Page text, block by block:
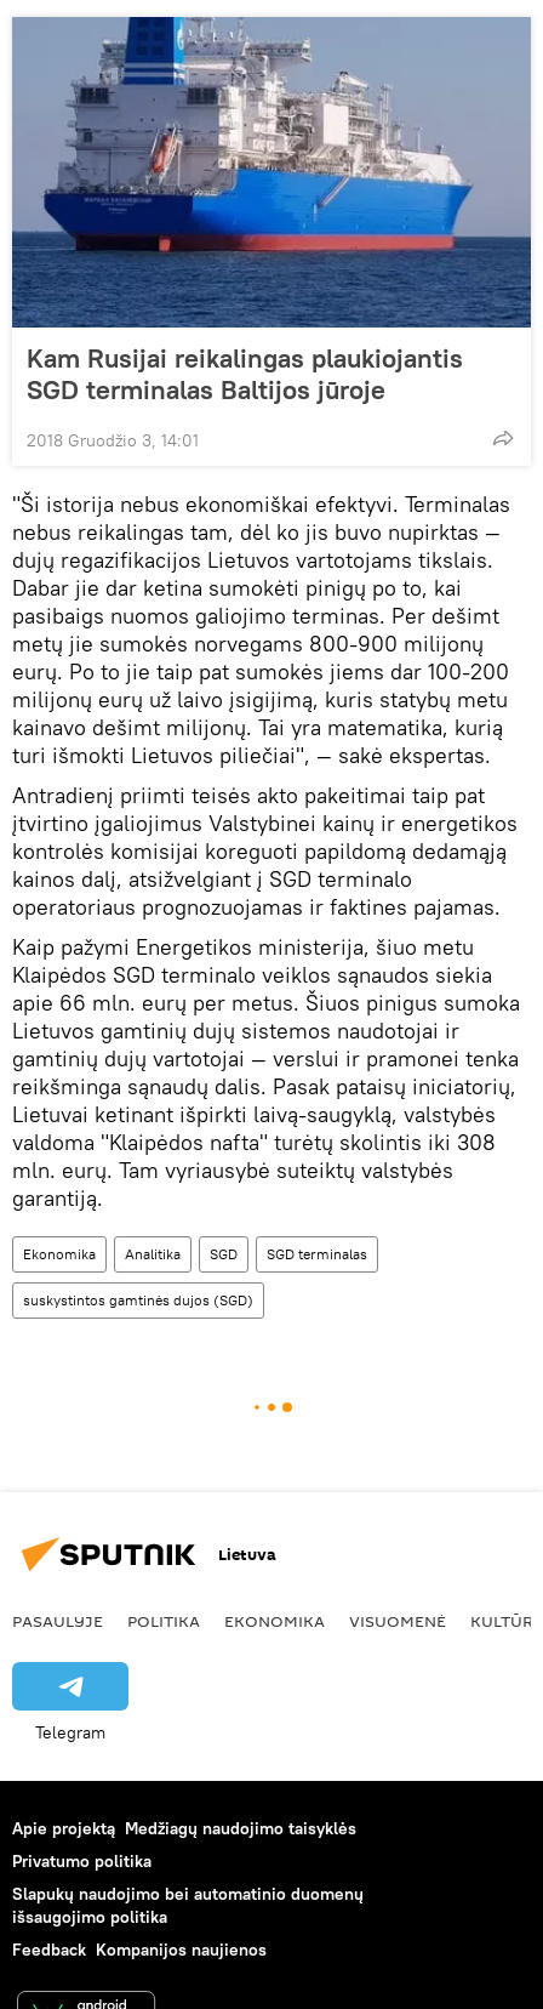
Kam Rusijai reikalingas plaukiojantis
SGD terminalas Baltijos jūroje
2018 Gruodžio 3, 14:01
"Ši istorija nebus ekonomiškai efektyvi. Terminalas
nebus reikalingas tam, dėl ko jis buvo nupirktas —
dujų regazifikacijos Lietuvos vartotojams tikslais.
Dabar jie dar ketina sumokėti pinigų po to, kai
pasibaigs nuomos galiojimo terminas. Per dešimt
metų jie sumokės norvegams 800-900 milijonų
eurų. Po to jie taip pat sumokės jiems dar 100-200
milijonų eurų už laivo įsigijimą, kuris statybų metu
kainavo dešimt milijonų. Tai yra matematika, kurią
turi išmokti Lietuvos piliečiai", — sakė ekspertas.
Antradienį priimti teisės akto pakeitimai taip pat
įtvirtino įgaliojimus Valstybinei kainų ir energetikos
kontrolės komisijai koreguoti papildomą dedamąją
kainos dalį, atsižvelgiant į SGD terminalo
operatoriaus prognozuojamas ir faktines pajamas.
Kaip pažymi Energetikos ministerija, šiuo metu
Klaipėdos SGD terminalo veiklos sąnaudos siekia
apie 66 mln. eurų per metus. Šiuos pinigus sumoka
Lietuvos gamtinių dujų sistemos naudotojai ir
gamtinių dujų vartotojai — verslui ir pramonei tenka
reikšminga sąnaudų dalis. Pasak pataisų iniciatorių,
Lietuvai ketinant išpirkti laivą-saugyklą, valstybės
valdoma "Klaipėdos nafta" turėtų skolintis iki 308
mln. eurų. Tam vyriausybė suteiktų valstybės
garantiją.
Ekonomika Analitika SGD SGD terminalas
suskystintos gamtinės dujos (SGD)
Lietuva
PASAULYJE POLITIKA EKONOMIKA VISUOMENĖ KULTŪRA
Telegram
Apie projektą Medžiagų naudojimo taisyklės
Privatumo politika
Slapukų naudojimo bei automatinio duomenų
išsaugojimo politika
Feedback Kompanijos naujienos